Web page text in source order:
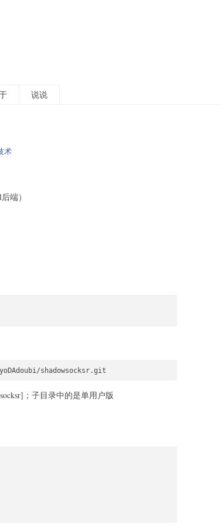
说说
术
端）
shadowsocksr.git
；子目录中的是单用户版